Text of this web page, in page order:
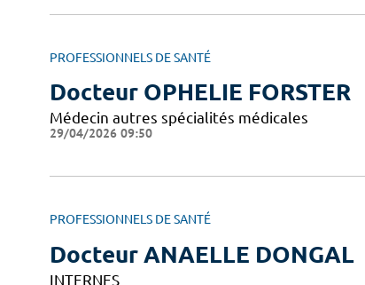
PROFESSIONNELS DE SANTÉ
Docteur OPHELIE FORSTER
Médecin autres spécialités médicales
29/04/2026 09:50
PROFESSIONNELS DE SANTÉ
Docteur ANAELLE DONGAL
INTERNES